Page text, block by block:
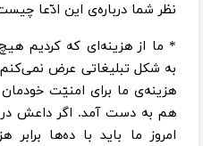
نظر شما درباره‌ی این ادّعا
* ما از هزینه‌ای که کردیم
به شکل تبلیغاتی عرض
هزینه‌ی ما برای امنیّت خودمان
هم به دست آمد. اگر داعش در
امروز ما باید با ده‌ها